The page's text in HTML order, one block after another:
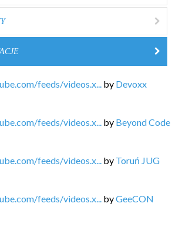
feeds/videos.x... by Devoxx
feeds/videos.x... by Beyond Code
feeds/videos.x... by Toruń JUG
feeds/videos.x... byGeeCON